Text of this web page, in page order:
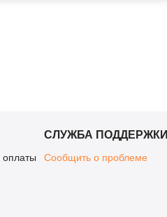
СЛУЖБА ПОДДЕРЖКИ
Сообщить о проблеме